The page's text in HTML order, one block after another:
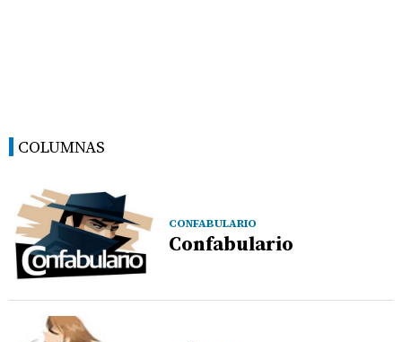
COLUMNAS
CONFABULARIO
Confabulario